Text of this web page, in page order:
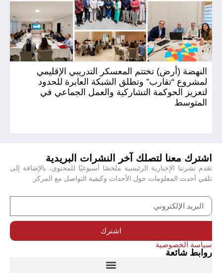
النهضة (أرض) تختتم المعسكر التدريبي الإقليمي
لمشروع “تقارب” وتطلق الشبكة العابرة للحدود
لتعزيز الحوكمة التشاركية والعمل الجماعي في
المتوسط
اشترك معنا لتصلك آخر النشرات البريدية
تقدم نشرتنا الإخبارية الرئيسية ملخصًا أسبوعيًا للمحتوى، بالإضافة إلى
تلقي أحدث المعلومات حول الأحداث وكيفية التواصل مع المركز.
اشترك
سياسة الخصوصية
روابط شائعة